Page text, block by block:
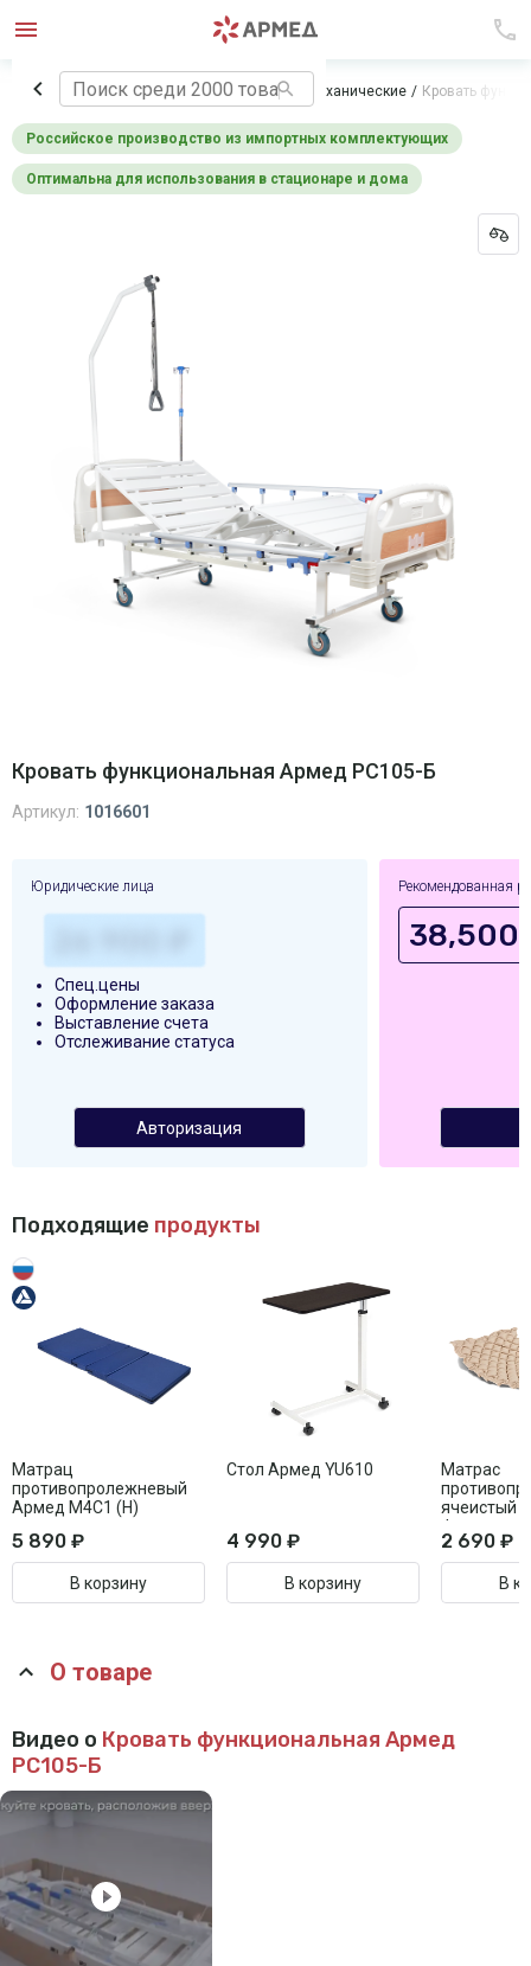
Главная Медицинская мебель Кровати механические Кровать
Российское производство из импортных комплектующих
Оптимальна для использования в стационаре и дома
Кровать функциональная Армед РС105-Б
Артикул: 1016601
Юридические лица
Спец.цены
Оформление заказа
Выставление счета
Отслеживание статуса
Авторизация
Рекомендованная
38,500
Подходящие продукты
Матрац
противопролежневый
Армед М4С1 (Н)
5 890 ₽
В корзину
Стол Армед YU610
4 990 ₽
В корзину
Матрас
ячеистый
функции
2 690 ₽
В
О товаре
Видео о Кровать функциональная Армед
РС105-Б